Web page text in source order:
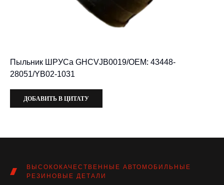
Пыльник ШРУСа GHCVJB0019/OEM: 43448-
28051/YB02-1031
ДОБАВИТЬ В ЦИТАТУ
ВЫСОКОКАЧЕСТВЕННЫЕ АВТОМОБИЛЬНЫЕ
РЕЗИНОВЫЕ ДЕТАЛИ